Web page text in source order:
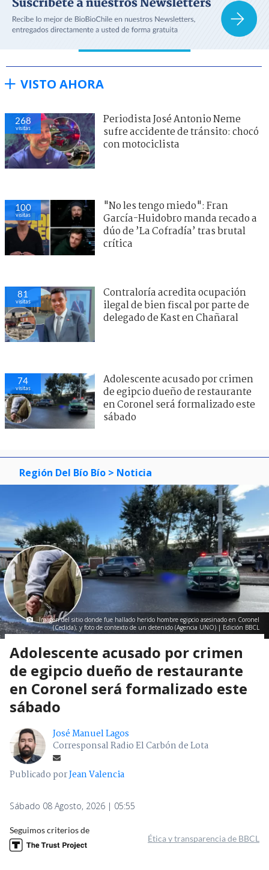
VISTO AHORA
268
visitas
Periodista José Antonio Neme
sufre accidente de tránsito: chocó
con motociclista
100
visitas
"No les tengo miedo": Fran
García-Huidobro manda recado a
dúo de ’La Cofradía’ tras brutal
crítica
81
visitas
Contraloría acredita ocupación
ilegal de bien fiscal por parte de
delegado de Kast en Chañaral
74
visitas
Adolescente acusado por crimen
de egipcio dueño de restaurante
en Coronel será formalizado este
sábado
Región Del Bío Bío > Noticia
Imagen del sitio donde fue hallado herido hombre egipcio asesinado en Coronel
(Cedida); y foto de contexto de un detenido (Agencia UNO) | Edición BBCL
Adolescente acusado por crimen
de egipcio dueño de restaurante
en Coronel será formalizado este
sábado
José Manuel Lagos
Corresponsal Radio El Carbón de Lota
Publicado porJean Valencia
Sábado 08 Agosto, 2026 | 05:55
Seguimos criterios de
Ética y transparencia de BBCL